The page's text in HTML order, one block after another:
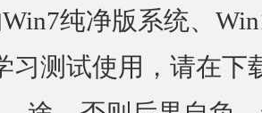
纯净版系统、
习测试使用，请在下